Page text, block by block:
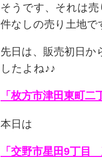
そうです、それは
件なしの売り土地で
先日は、販売初日
したよね♪♪
「枚方市津田東町
本日は
「交野市星田9丁